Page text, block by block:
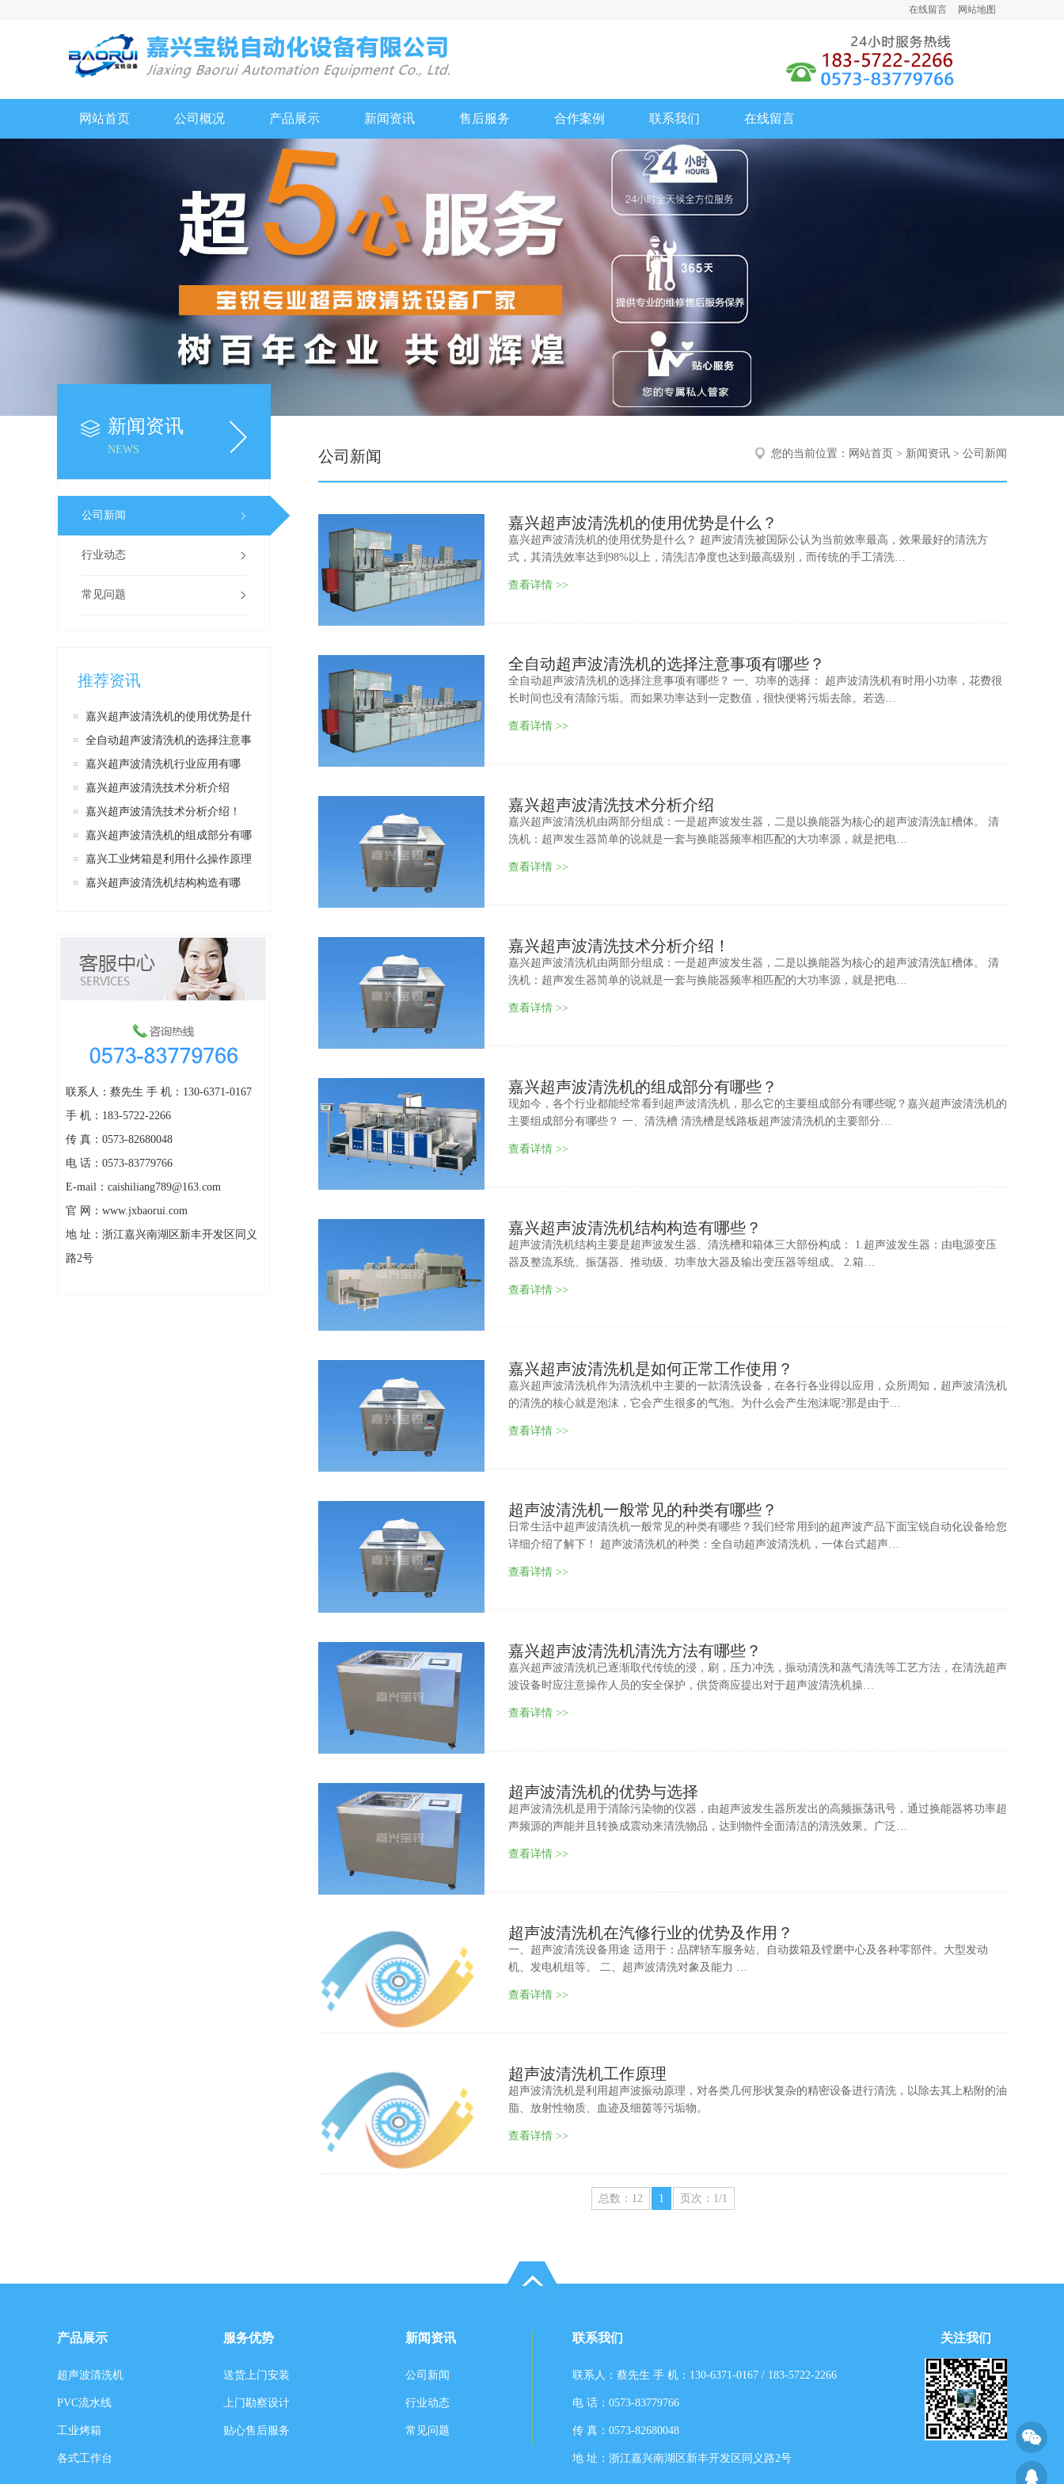
在线留言
网站地图
兴
宝
锐
自
动
网站首页 公司概况 产品展示 新闻资讯 售后服务 合作案例 联系我们 在线留言
新闻资讯
NEWS
公司新闻
行业动态
常见问题
推荐资讯
嘉兴超声波清洗机的使用优势是什
么？
全自动超声波清洗机的选择注意事
项有哪些？
嘉兴超声波清洗机行业应用有哪
些？
嘉兴超声波清洗技术分析介绍
嘉兴超声波清洗技术分析介绍！
嘉兴超声波清洗机的组成部分有哪
些？
嘉兴工业烤箱是利用什么操作原理
提高生产效率？
嘉兴超声波清洗机结构构造有哪
联系人：蔡先生 手 机：130-6371-0167
手 机：183-5722-2266
传 真：0573-82680048
电 话：0573-83779766
E-mail：caishiliang789@163.com
官 网：www.jxbaorui.com
地 址：浙江嘉兴南湖区新丰开发区同义
路2号
公司新闻 您的当前位置： 网站首页 > 新闻资讯 > 公司新闻
嘉兴超声波清洗机的使用优势是什么？
嘉兴超声波清洗机的使用优势是什么？ 超声波清洗被国际公认为当前效率最高，效果最好的清洗方
式，其清洗效率达到98%以上，清洗洁净度也达到最高级别，而传统的手工清洗…
查看详情 >>
全自动超声波清洗机的选择注意事项有哪些？
全自动超声波清洗机的选择注意事项有哪些？ 一、功率的选择： 超声波清洗机有时用小功率，花费很
长时间也没有清除污垢。而如果功率达到一定数值，很快便将污垢去除。若选…
查看详情 >>
嘉兴超声波清洗技术分析介绍
嘉兴超声波清洗机由两部分组成：一是超声波发生器，二是以换能器为核心的超声波清洗缸槽体。 清
洗机：超声发生器简单的说就是一套与换能器频率相匹配的大功率源，就是把电…
查看详情 >>
嘉兴超声波清洗技术分析介绍！
嘉兴超声波清洗机由两部分组成：一是超声波发生器，二是以换能器为核心的超声波清洗缸槽体。 清
洗机：超声发生器简单的说就是一套与换能器频率相匹配的大功率源，就是把电…
查看详情 >>
嘉兴超声波清洗机的组成部分有哪些？
现如今，各个行业都能经常看到超声波清洗机，那么它的主要组成部分有哪些呢？嘉兴超声波清洗机的
主要组成部分有哪些？ 一、清洗槽 清洗槽是线路板超声波清洗机的主要部分…
查看详情 >>
嘉兴超声波清洗机结构构造有哪些？
超声波清洗机结构主要是超声波发生器、清洗槽和箱体三大部份构成： 1.超声波发生器：由电源变压
器及整流系统、振荡器、推动级、功率放大器及输出变压器等组成。 2.箱…
查看详情 >>
嘉兴超声波清洗机是如何正常工作使用？
嘉兴超声波清洗机作为清洗机中主要的一款清洗设备，在各行各业得以应用，众所周知，超声波清洗机
的清洗的核心就是泡沫，它会产生很多的气泡。为什么会产生泡沫呢?那是由于…
查看详情 >>
超声波清洗机一般常见的种类有哪些？
日常生活中超声波清洗机一般常见的种类有哪些？我们经常用到的超声波产品下面宝锐自动化设备给您
详细介绍了解下！ 超声波清洗机的种类：全自动超声波清洗机，一体台式超声…
查看详情 >>
嘉兴超声波清洗机清洗方法有哪些？
嘉兴超声波清洗机已逐渐取代传统的浸，刷，压力冲洗，振动清洗和蒸气清洗等工艺方法，在清洗超声
波设备时应注意操作人员的安全保护，供货商应提出对于超声波清洗机操…
查看详情 >>
超声波清洗机的优势与选择
超声波清洗机是用于清除污染物的仪器，由超声波发生器所发出的高频振荡讯号，通过换能器将功率超
声频源的声能并且转换成震动来清洗物品，达到物件全面清洁的清洗效果。广泛…
查看详情 >>
超声波清洗机在汽修行业的优势及作用？
一、超声波清洗设备用途 适用于：品牌轿车服务站、自动拨箱及镗磨中心及各种零部件。大型发动
机、发电机组等。 二、超声波清洗对象及能力 …
查看详情 >>
超声波清洗机工作原理
超声波清洗机是利用超声波振动原理，对各类几何形状复杂的精密设备进行清洗，以除去其上粘附的油
脂、放射性物质、血迹及细茵等污垢物。
查看详情 >>
总数：12 1 页次：1/1
产品展示
超声波清洗机
PVC流水线
工业烤箱
各式工作台
服务优势
送货上门安装
上门勘察设计
贴心售后服务
新闻资讯
公司新闻
行业动态
常见问题
联系我们
联系人：蔡先生 手 机：130-6371-0167 / 183-5722-2266
电 话：0573-83779766
传 真：0573-82680048
地 址：浙江嘉兴南湖区新丰开发区同义路2号
关注我们